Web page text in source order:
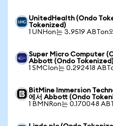
UnitedHealth (Ondo
Tokenized)
1 UNHon는 3.9519 ABTon
Super Micro Computer
Abbott (Ondo Tokenized)
1 SMCIon는 0.292418
BitMine Immersion
에서 Abbott (Ondo
1 BMNRon는 0.170048